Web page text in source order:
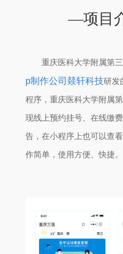
—项目
重庆医科大学附属第
p制作公司燚轩科技研发
程序，重庆医科大学附属
现线上预约挂号、在线缴
告，在小程序上也可以查
作简单，使用方便、快捷。